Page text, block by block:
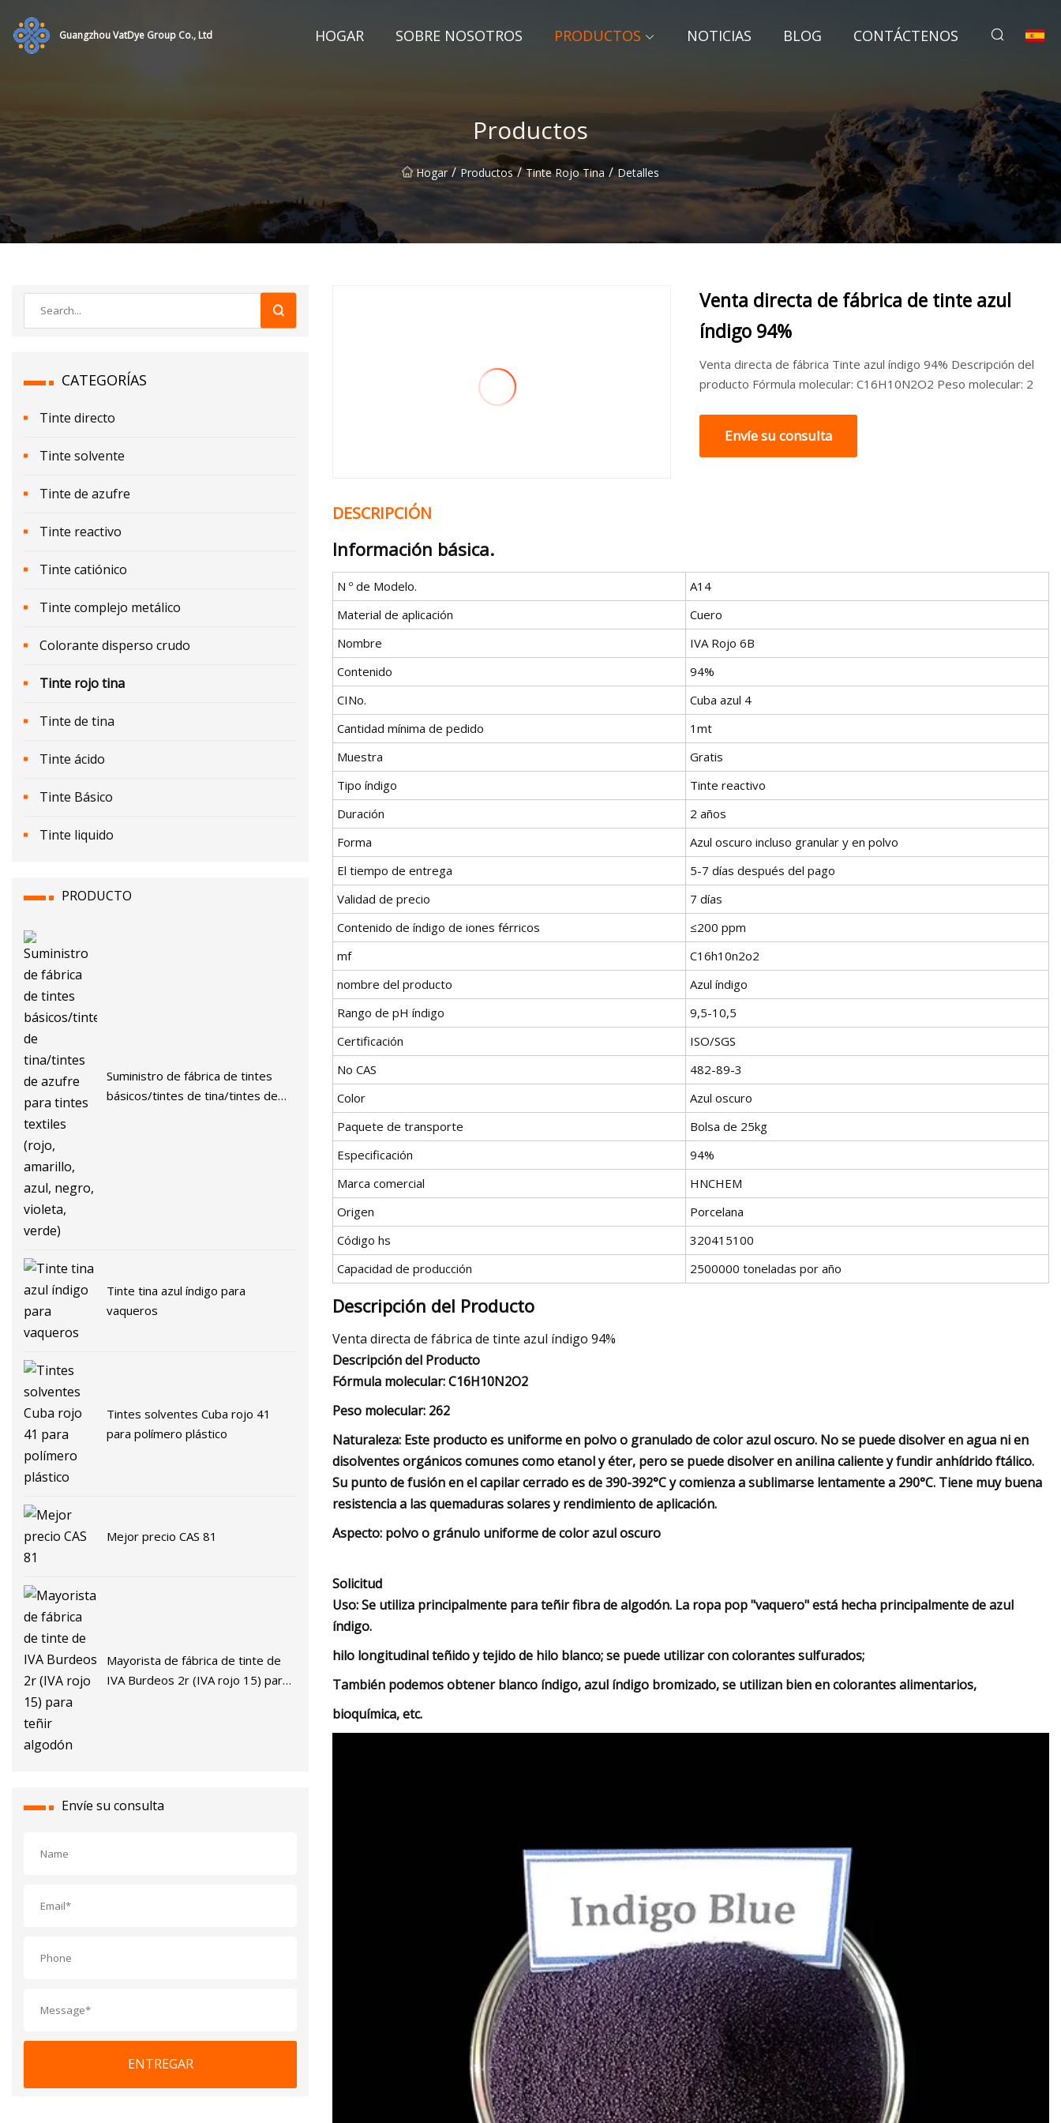
Guangzhou VatDye Group Co., Ltd HOGAR SOBRE NOSOTROS PRODUCTOS NOTICIAS BLOG CONTÁCTENOS
Productos
Hogar / Productos / Tinte Rojo Tina / Detalles
CATEGORÍAS
Tinte directo
Tinte solvente
Tinte de azufre
Tinte reactivo
Tinte catiónico
Tinte complejo metálico
Colorante disperso crudo
Tinte rojo tina
Tinte de tina
Tinte ácido
Tinte Básico
Tinte liquido
PRODUCTO
Suministro de fábrica de tintes
básicos/tintes de tina/tintes de
Tinte tina azul índigo para
vaqueros
Tintes solventes Cuba rojo 41
para polímero plástico
Mejor precio CAS 81
Mayorista de fábrica de tinte de
IVA Burdeos 2r (IVA rojo 15) para
Envíe su consulta
ENTREGAR
Venta directa de fábrica de tinte azul
índigo 94%
Venta directa de fábrica Tinte azul índigo 94% Descripción del
producto Fórmula molecular: C16H10N2O2 Peso molecular: 2
Envíe su consulta
DESCRIPCIÓN
Información básica.
N º de Modelo.
A14
Material de aplicación
Cuero
Nombre
IVA Rojo 6B
Contenido
94%
CINo.
Cuba azul 4
Cantidad mínima de pedido
1mt
Muestra
Gratis
Tipo índigo
Tinte reactivo
Duración
2 años
Forma
Azul oscuro incluso granular y en polvo
El tiempo de entrega
5-7 días después del pago
Validad de precio
7 días
Contenido de índigo de iones férricos
≤200 ppm
mf
C16h10n2o2
nombre del producto
Azul índigo
Rango de pH índigo
9,5-10,5
Certificación
ISO/SGS
No CAS
482-89-3
Color
Azul oscuro
Paquete de transporte
Bolsa de 25kg
Especificación
94%
Marca comercial
HNCHEM
Origen
Porcelana
Código hs
320415100
Capacidad de producción
2500000 toneladas por año
Descripción del Producto
Venta directa de fábrica de tinte azul índigo 94%
Descripción del Producto
Fórmula molecular: C16H10N2O2
Peso molecular: 262
Naturaleza: Este producto es uniforme en polvo o granulado de color azul oscuro. No se puede disolver en agua ni en
disolventes orgánicos comunes como etanol y éter, pero se puede disolver en anilina caliente y fundir anhídrido ftálico.
Su punto de fusión en el capilar cerrado es de 390-392°C y comienza a sublimarse lentamente a 290°C. Tiene muy buena
resistencia a las quemaduras solares y rendimiento de aplicación.
Aspecto: polvo o gránulo uniforme de color azul oscuro
Solicitud
Uso: Se utiliza principalmente para teñir fibra de algodón. La ropa pop "vaquero" está hecha principalmente de azul
índigo.
hilo longitudinal teñido y tejido de hilo blanco; se puede utilizar con colorantes sulfurados;
También podemos obtener blanco índigo, azul índigo bromizado, se utilizan bien en colorantes alimentarios,
bioquímica, etc.